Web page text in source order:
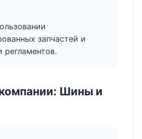
запчастей и
Шины и